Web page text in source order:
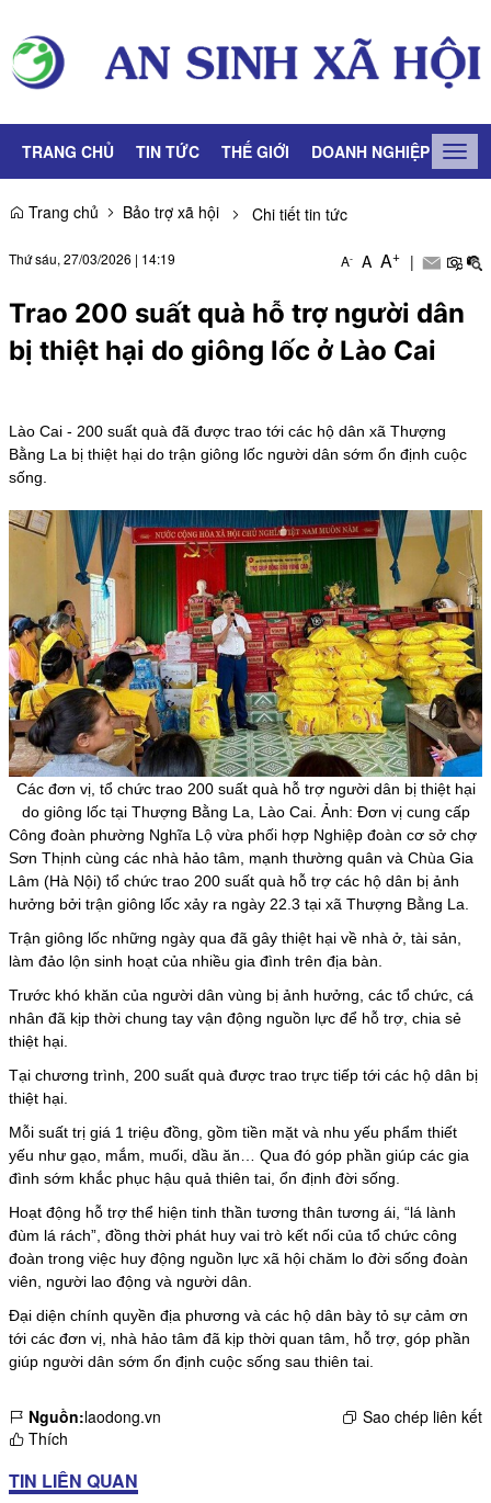
TRANG CHỦ TIN TỨC THẾ GIỚI DOANH NGHIỆP LAO
Trang chủ
Bảo trợ xã hội Chi tiết tin tức
Thứ sáu, 27/03/2026 | 14:19 A- A A+ |
Trao 200 suất quà hỗ trợ người dân
bị thiệt hại do giông lốc ở Lào Cai
Lào Cai - 200 suất quà đã được trao tới các hộ dân xã Thượng
Bằng La bị thiệt hại do trận giông lốc người dân sớm ổn định cuộc
sống.
Các đơn vị, tổ chức trao 200 suất quà hỗ trợ người dân bị thiệt hại
do giông lốc tại Thượng Bằng La, Lào Cai. Ảnh: Đơn vị cung cấp
Công đoàn phường Nghĩa Lộ vừa phối hợp Nghiệp đoàn cơ sở chợ
Sơn Thịnh cùng các nhà hảo tâm, mạnh thường quân và Chùa Gia
Lâm (Hà Nội) tổ chức trao 200 suất quà hỗ trợ các hộ dân bị ảnh
hưởng bởi trận giông lốc xảy ra ngày 22.3 tại xã Thượng Bằng La.
Trận giông lốc những ngày qua đã gây thiệt hại về nhà ở, tài sản,
làm đảo lộn sinh hoạt của nhiều gia đình trên địa bàn.
Trước khó khăn của người dân vùng bị ảnh hưởng, các tổ chức, cá
nhân đã kịp thời chung tay vận động nguồn lực để hỗ trợ, chia sẻ
thiệt hại.
Tại chương trình, 200 suất quà được trao trực tiếp tới các hộ dân bị
thiệt hại.
Mỗi suất trị giá 1 triệu đồng, gồm tiền mặt và nhu yếu phẩm thiết
yếu như gạo, mắm, muối, dầu ăn… Qua đó góp phần giúp các gia
đình sớm khắc phục hậu quả thiên tai, ổn định đời sống.
Hoạt động hỗ trợ thể hiện tinh thần tương thân tương ái, “lá lành
đùm lá rách”, đồng thời phát huy vai trò kết nối của tổ chức công
đoàn trong việc huy động nguồn lực xã hội chăm lo đời sống đoàn
viên, người lao động và người dân.
Đại diện chính quyền địa phương và các hộ dân bày tỏ sự cảm ơn
tới các đơn vị, nhà hảo tâm đã kịp thời quan tâm, hỗ trợ, góp phần
giúp người dân sớm ổn định cuộc sống sau thiên tai.
Nguồn:laodong.vn
Sao chép liên kết
Thích
TIN LIÊN QUAN